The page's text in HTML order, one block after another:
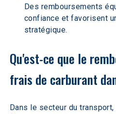
Des remboursements
confiance et favorisent
stratégique.
Qu'est-ce que le
frais de carburant
Dans le secteur du